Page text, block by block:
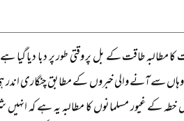
کا مطالبہ طاقت کے بل پر وقتی طور پر دبا
سے آنے والی خبروں کے مطابق چنگاری
خطہ کے غیور مسلمانوں کا مطالبہ یہ ہے کہ